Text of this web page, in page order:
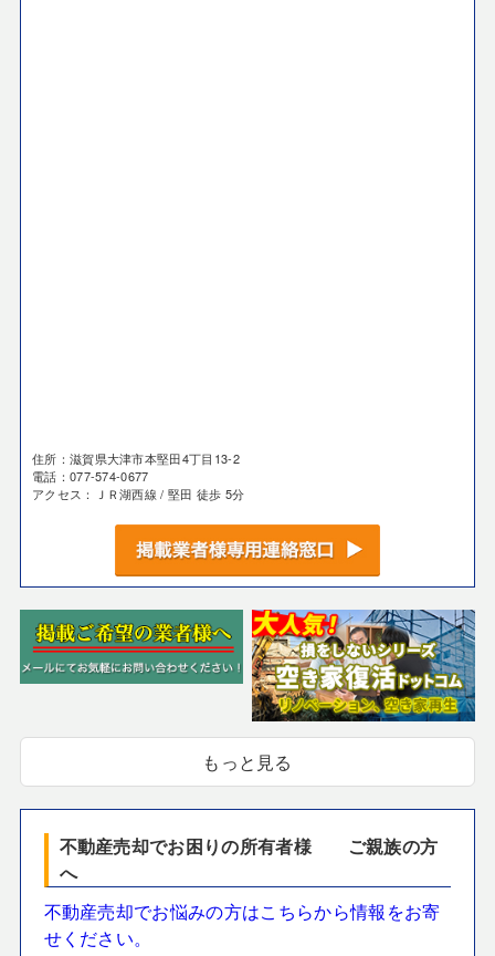
住所：滋賀県大津市本堅田4丁目13-2
電話：077-574-0677
アクセス：ＪＲ湖西線 / 堅田 徒歩 5分
もっと見る
不動産売却でお困りの所有者様 ご親族の方
へ
不動産売却でお悩みの方はこちらから情報をお寄
せください。